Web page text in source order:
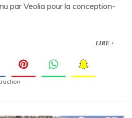
par Veolia pour la conception-
LIRE +